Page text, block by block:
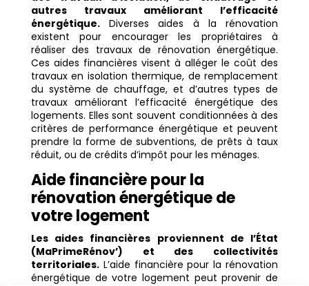
autres travaux améliorant l’efficacité
énergétique.Diverses aides à la rénovation
existent pour encourager les propriétaires à
réaliser des travaux de rénovation énergétique.
Ces aides financières visent à alléger le coût des
travaux en isolation thermique, de remplacement
du système de chauffage, et d’autres types de
travaux améliorant l’efficacité énergétique des
logements. Elles sont souvent conditionnées à des
critères de performance énergétique et peuvent
prendre la forme de subventions, de prêts à taux
réduit, ou de crédits d’impôt pour les ménages.
Aide financière pour la
rénovation énergétique de
votre logement
Les aides financières proviennent de l’État
(MaPrimeRénov’) et des collectivités
territoriales.L’aide financière pour la rénovation
énergétique de votre logement peut provenir de